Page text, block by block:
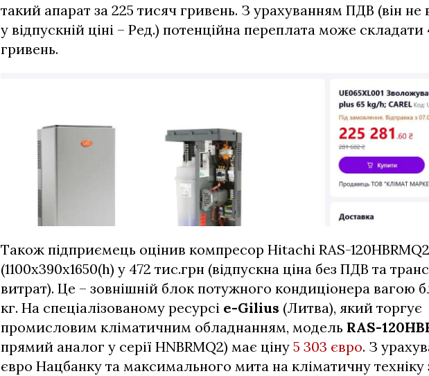
такий апарат за 225 тисяч гривень. З урахуванням ПДВ (він не
у відпускній ціні – Ред.) потенційна переплата може складати
гривень.
Також підприємець оцінив компресор Hitachi RAS-120HBRMQ2
(1100x390x1650(h) у 472 тис.грн (відпускна ціна без ПДВ та
витрат). Це – зовнішній блок потужного кондиціонера вагою
кг. На спеціалізованому ресурсі e-Gilius (Литва), який торгує
промисловим кліматичним обладнанням, модель RAS-
прямий аналог у серії HNBRMQ2) має ціну 5 303 євро. З
євро Нацбанку та максимального мита на кліматичну техніку